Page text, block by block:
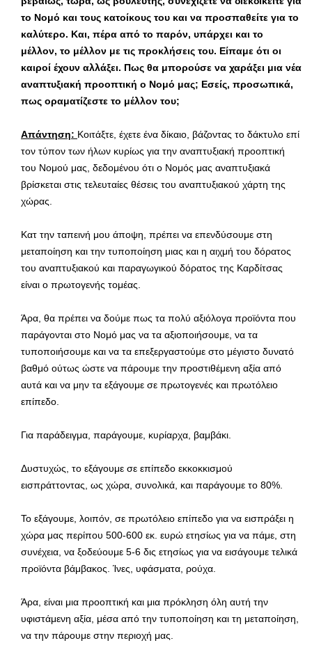
το Νομό και τους κατοίκους του και να προσπαθείτε για το
καλύτερο. Και, πέρα από το παρόν, υπάρχει και το
μέλλον, το μέλλον με τις προκλήσεις του. Είπαμε ότι οι
καιροί έχουν αλλάξει. Πως θα μπορούσε να χαράξει μια νέα
αναπτυξιακή προοπτική ο Νομό μας; Εσείς, προσωπικά,
πως οραματίζεστε το μέλλον του;
Απάντηση: Κοιτάξτε, έχετε ένα δίκαιο, βάζοντας το δάκτυλο επί
τον τύπον των ήλων κυρίως για την αναπτυξιακή προοπτική
του Νομού μας, δεδομένου ότι ο Νομός μας αναπτυξιακά
βρίσκεται στις τελευταίες θέσεις του αναπτυξιακού χάρτη της
χώρας.
Κατ την ταπεινή μου άποψη, πρέπει να επενδύσουμε στη
μεταποίηση και την τυποποίηση μιας και η αιχμή του δόρατος
του αναπτυξιακού και παραγωγικού δόρατος της Καρδίτσας
είναι ο πρωτογενής τομέας.
Άρα, θα πρέπει να δούμε πως τα πολύ αξιόλογα προϊόντα που
παράγονται στο Νομό μας να τα αξιοποιήσουμε, να τα
τυποποιήσουμε και να τα επεξεργαστούμε στο μέγιστο δυνατό
βαθμό ούτως ώστε να πάρουμε την προστιθέμενη αξία από
αυτά και να μην τα εξάγουμε σε πρωτογενές και πρωτόλειο
επίπεδο.
Για παράδειγμα, παράγουμε, κυρίαρχα, βαμβάκι.
Δυστυχώς, το εξάγουμε σε επίπεδο εκκοκκισμού
εισπράττοντας, ως χώρα, συνολικά, και παράγουμε το 80%.
Το εξάγουμε, λοιπόν, σε πρωτόλειο επίπεδο για να εισπράξει η
χώρα μας περίπου 500-600 εκ. ευρώ ετησίως για να πάμε, στη
συνέχεια, να ξοδεύουμε 5-6 δις ετησίως για να εισάγουμε τελικά
προϊόντα βάμβακος. Ίνες, υφάσματα, ρούχα.
Άρα, είναι μια προοπτική και μια πρόκληση όλη αυτή την
υφιστάμενη αξία, μέσα από την τυποποίηση και τη μεταποίηση,
να την πάρουμε στην περιοχή μας.